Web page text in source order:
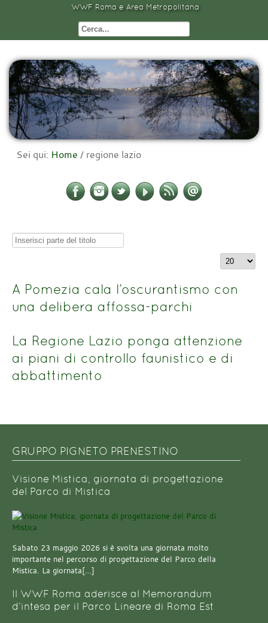
WWF Roma e Area Metropolitana
Sei qui: Home / regione lazio
Inserisci
titolo
Visualizza
A Pomezia cala l’oscurantismo con
una delibera affossa-parchi
La Regione Lazio ponga attenzione
ai piani di controllo faunistico e di
abbattimento
GRUPPO PIGNETO PRENESTINO
Visione Mistica, giornata di progettazione
del Parco di Mistica
Sabato 23 maggio 2026 si è svolta una giornata molto
importante nel percorso di progettazione del Parco della
Mistica. La giornata[…]
Il WWF Roma aderisce al Memorandum
d’intesa per il Parco Lineare di Roma Est